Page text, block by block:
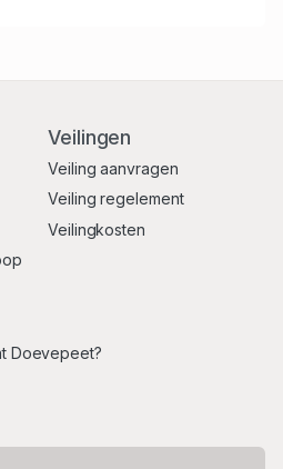
Veilingen
Veiling aanvragen
Veiling regelement
Veilingkosten
Doevepeet?